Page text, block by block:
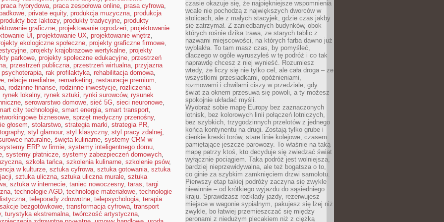
praca hybrydowa, praca zespołowa online, prasa cyfrowa,
, private equity, produkcja muzyczna, produkcja
produkty bez laktozy, produkty tradycyjne, produkty
graficzne, projektowanie ogrodzeń, projektowanie
UI , projektowanie UX, projektowanie wnętrz,
ekologiczne społeczne, projekty graficzne firmowe,
, projekty krajobrazowe wertykalne, projekty
parkowe, projekty społeczne edukacyjne, przestrzeń
, przestrzeń publiczna, przestrzeń wirtualna, przyjazna
psychoterapia, rak profilaktyka, rehabilitacja domowa,
, relacje medialne, remarketing, restauracje premium,
, rodzinne finanse, rodzinne inwestycje, rozliczenia
rynek lokalny, rynek sztuki, rynki surowców, rysunek
, serowarstwo domowe, sieć 5G, sieci neuronowe,
city technologie, smart energia, smart transport,
biznesowe, sprzęt medyczny przenośny,
głosem, stolarstwo, strategia marki, strategia PR,
, styl glamour, styl klasyczny, styl pracy zdalnej,
naturalne, święta kulinarne, systemy CRM w
systemy ERP w firmie, systemy inteligentnego domu,
, systemy płatnicze, systemy zabezpieczeń domowych,
, szkoła tańca, szkolenia kulinarne, szkolenie psów,
w kulturze, sztuka cyfrowa, sztuka gotowania, sztuka
, sztuka uliczna, sztuka uliczna murale, sztuka
, sztuka w internecie, taniec nowoczesny, taras, targi
, technologie AGD, technologie materiałowe, technologie
, teleporady zdrowotne, telepsychologia, terapia
bezgotówkowe, transformacja cyfrowa, transport
, turystyka ekstremalna, twórczość artystyczna,
czasie okazuje się, że najpiękniejsze wspomnienia
wcale nie pochodzą z największych dworców w
stolicach, ale z małych stacyjek, gdzie czas jakby
się zatrzymał. Z zaniedbanych budynków, obok
których rośnie dzika trawa, ze starych tablic z
nazwami miejscowości, na których farba dawno już
wyblakła. To tam masz czas, by pomyśleć,
dlaczego w ogóle wyruszyłeś w tę podróż i co tak
naprawdę chcesz z niej wynieść. Rozumiesz
wtedy, że liczy się nie tylko cel, ale cała droga – ze
wszystkimi przesiadkami, opóźnieniami,
rozmowami i chwilami ciszy w przedziale, gdy
świat za oknem przesuwa się powoli, a ty możesz
spokojnie układać myśli.
Wyobraź sobie mapę Europy bez zaznaczonych
lotnisk, bez kolorowych linii połączeń lotniczych,
bez szybkich, trzygodzinnych przelotów z jednego
końca kontynentu na drugi. Zostają tylko grube i
cienkie kreski torów, stare linie kolejowe, czasem
pamiętające jeszcze parowozy. To właśnie na taką
mapę patrzy ktoś, kto decyduje się zwiedzać świat
wyłącznie pociągiem. Taka podróż jest wolniejsza,
bardziej nieprzewidywalna, ale też bogatsza o to,
co ginie za szybkim zamknięciem drzwi samolotu.
Pierwszy etap takiej podróży zaczyna się zwykle
niewinnie – od krótkiego wyjazdu do sąsiedniego
kraju. Sprawdzasz rozkłady jazdy, rezerwujesz
miejsce w wagonie sypialnym, pakujesz się lżej niż
zwykle, bo łatwiej przemieszczać się między
peronami z niedużym plecakiem niż z ciężką